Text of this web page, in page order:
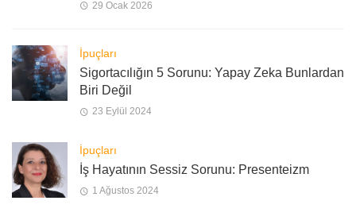
29 Ocak 2026
İpuçları
Sigortacılığın 5 Sorunu: Yapay Zeka Bunlardan
Biri Değil
23 Eylül 2024
İpuçları
İş Hayatının Sessiz Sorunu: Presenteizm
1 Ağustos 2024